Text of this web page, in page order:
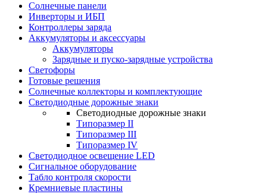
Солнечные панели
Инверторы и ИБП
Контроллеры заряда
Аккумуляторы и аксессуары
Аккумуляторы
Зарядные и пуско-зарядные устройства
Светофоры
Готовые решения
Солнечные коллекторы и комплектующие
Светодиодные дорожные знаки
Светодиодные дорожные знаки
Типоразмер II
Типоразмер III
Типоразмер IV
Светодиодное освещение LED
Сигнальное оборудование
Табло контроля скорости
Кремниевые пластины